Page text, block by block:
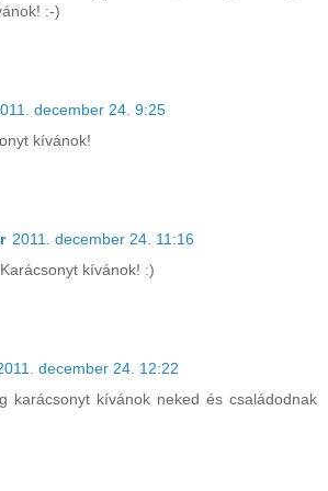
:-)
december 24. 9:25
kívánok!
2011. december 24. 11:16
kívánok! :)
december 24. 12:22
karácsonyt kívánok neked és családodnak